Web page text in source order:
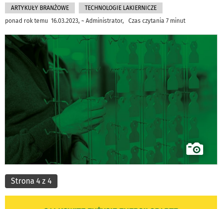
ARTYKUŁY BRANŻOWE
TECHNOLOGIE LAKIERNICZE
ponad rok temu 16.03.2023, ~ Administrator, Czas czytania 7 minut
Strona 4 z 4